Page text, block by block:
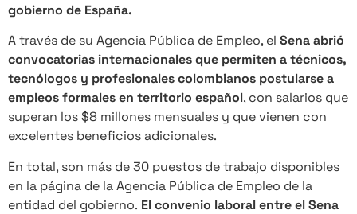
gobierno de España.
A través de su Agencia Pública de Empleo, el Sena abrió
convocatorias internacionales que permiten a técnicos,
tecnólogos y profesionales colombianos postularse a
empleos formales en territorio español, con salarios que
superan los $8 millones mensuales y que vienen con
excelentes beneficios adicionales.
En total, son más de 30 puestos de trabajo disponibles
en la página de la Agencia Pública de Empleo de la
entidad del gobierno. El convenio laboral entre el Sena